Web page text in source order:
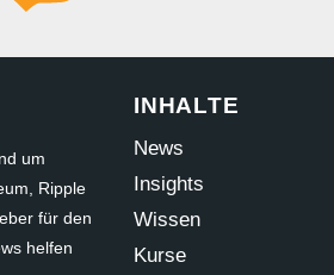
um
Ripple
für den
helfen
INHALTE
News
Insights
Wissen
Kurse